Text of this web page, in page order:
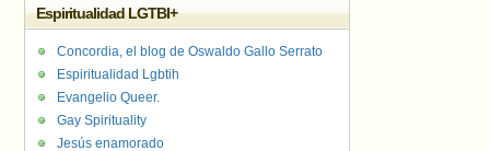
Espiritualidad LGTBI+
Concordia, el blog de Oswaldo Gallo Serrato
Espiritualidad Lgbtih
Evangelio Queer.
Gay Spirituality
Jesús enamorado